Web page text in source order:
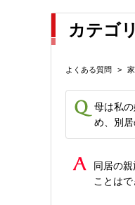
カテゴ
よくある質問 >
母は私
め、別
同居の
ことは